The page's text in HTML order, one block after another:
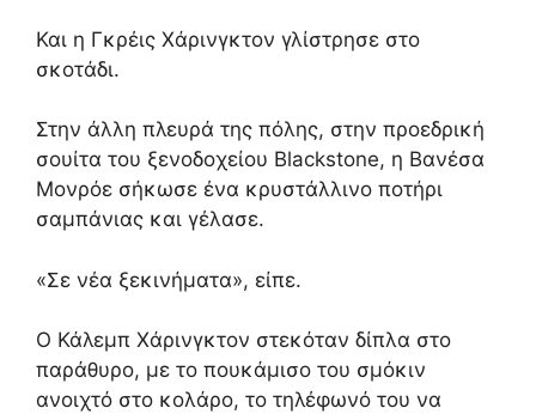
Και η Γκρέις Χάρινγκτον γλίστρησε στο
σκοτάδι.
Στην άλλη πλευρά της πόλης, στην προεδρική
σουίτα του ξενοδοχείου Blackstone, η Βανέσα
Μονρόε σήκωσε ένα κρυστάλλινο ποτήρι
σαμπάνιας και γέλασε.
«Σε νέα ξεκινήματα», είπε.
Ο Κάλεμπ Χάρινγκτον στεκόταν δίπλα στο
παράθυρο, με το πουκάμισο του σμόκιν
ανοιχτό στο κολάρο, το τηλέφωνό του να